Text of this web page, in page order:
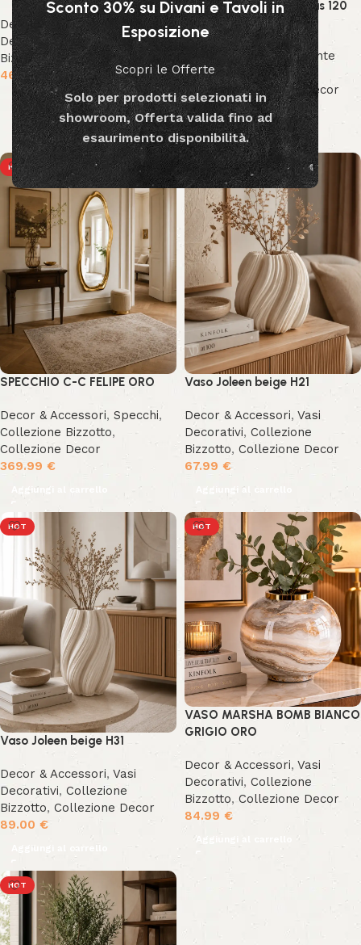
Sconto 30% su Divani e Tavoli in
Esposizione
Scopri le Offerte
Solo per prodotti selezionati in
showroom, Offerta valida fino ad
esaurimento disponibilità.
Decor & Accessori
Vasi
Decorativi
,Collezione
Bizzotto, Collezione Decor
469.99
€
Aggiungi al carrello
Pianta Gynerium Pampas 120
cm
Decor & Accessori ,Piante
Decorative, Collezione
Bizzotto, Collezione Decor
94.99€
Aggiungi al carrello
HOT
SPECCHIO C-C FELIPE ORO
Decor & Accessori, Specchi,
Collezione Bizzotto,
Collezione Decor
369.99 €
Aggiungi al carrello
HOT
Vaso Joleen beige H21
Decor & Accessori, Vasi
Decorativi, Collezione
Bizzotto, Collezione Decor
67.99 €
Aggiungi al carrello
HOT
Vaso Joleen beige H31
Decor & Accessori, Vasi
Decorativi, Collezione
Bizzotto, Collezione Decor
89.00 €
Aggiungi al carrello
HOT
VASO MARSHA BOMB BIANCO
GRIGIO ORO
Decor & Accessori, Vasi
Decorativi, Collezione
Bizzotto, Collezione Decor
84.99 €
Aggiungi al carrello
HOT